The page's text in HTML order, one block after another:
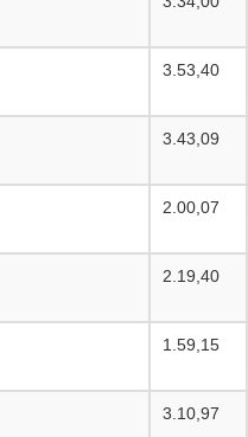
3.53,40
3.43,09
2.00,07
2.19,40
1.59,15
3.10,97